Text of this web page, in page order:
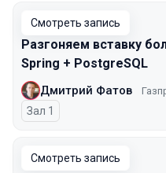
Смотреть запись
Разгоняем вставку
Spring + PostgreSQL
Дмитрий Фатов
Зал 1
Смотреть запись